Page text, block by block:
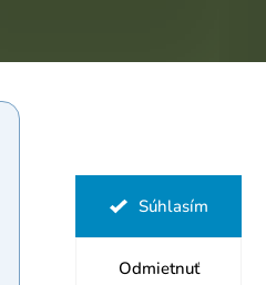
Odmietnuť
Súhlasím